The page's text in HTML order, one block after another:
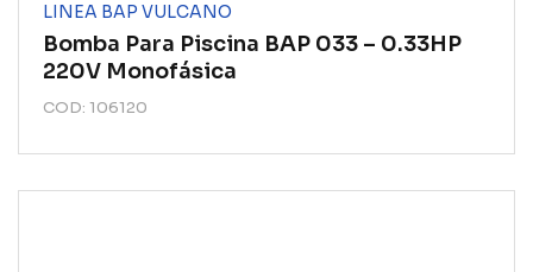
LINEA BAP VULCANO
Bomba Para Piscina BAP 033 – 0.33HP
220V Monofásica
COD: 106120